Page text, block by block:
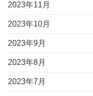
2023年11月
2023年10月
2023年9月
2023年8月
2023年7月